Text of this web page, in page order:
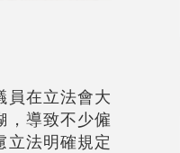
員在立法會大
，導致不少僱
立法明確規定